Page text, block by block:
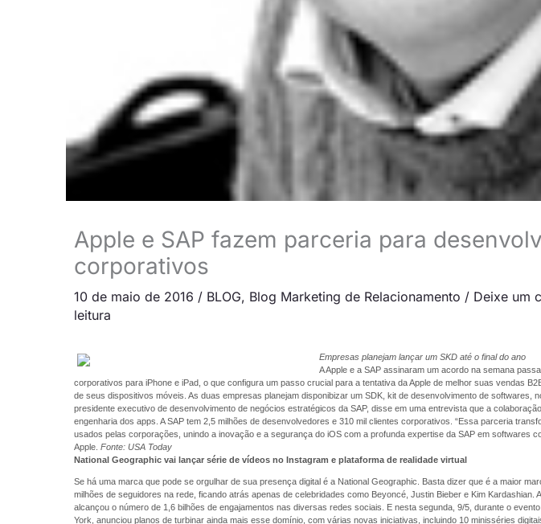
Apple e SAP fazem parceria para
corporativos
10 de maio de 2016 / BLOG, Blog Marketing de Relacionamento / Deixe um
leitura
Empresas planejam lançar um SKD até o final do ano
A Apple e a SAP assinaram um acordo na semana
corporativos para iPhone e iPad, o que configura um passo crucial para a tentativa da Apple de melhor suas vendas
de seus dispositivos móveis. As duas empresas planejam disponibizar um SDK, kit de desenvolvimento de softwares,
presidente executivo de desenvolvimento de negócios estratégicos da SAP, disse em uma entrevista que a
engenharia dos apps. A SAP tem 2,5 milhões de desenvolvedores e 310 mil clientes corporativos. “Essa parceria
usados pelas corporações, unindo a inovação e a segurança do iOS com a profunda expertise da SAP em softwares
Apple. Fonte: USA Today
National Geographic vai lançar série de vídeos no Instagram e plataforma de realidade virtual
Se há uma marca que pode se orgulhar de sua presença digital é a National Geographic. Basta dizer que é a maior
milhões de seguidores na rede, ficando atrás apenas de celebridades como Beyoncé, Justin Bieber e Kim Kardashian.
alcançou o número de 1,6 bilhões de engajamentos nas diversas redes sociais. E nesta segunda, 9/5, durante o
York, anunciou planos de turbinar ainda mais esse domínio, com várias novas iniciativas, incluindo 10 minisséries